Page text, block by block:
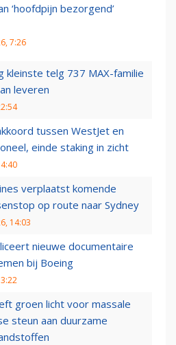
‘hoofdpijn bezorgend’
7:26
kleinste telg 737 MAX-familie
leveren
tussen WestJet en
einde staking in zicht
verplaatst komende
op route naar Sydney
14:03
nieuwe documentaire
bij Boeing
groen licht voor massale
steun aan duurzame